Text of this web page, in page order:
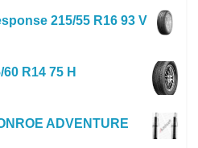
215/55 R16 93 V
R14 75 H
ADVENTURE